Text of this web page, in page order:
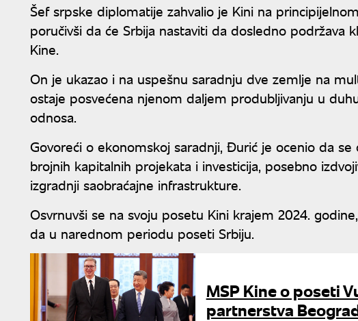
Šef srpske diplomatije zahvalio je Kini na
poručivši da će Srbija nastaviti da dosledno podržava
Kine.
On je ukazao i na uspešnu saradnju dve zemlje na
ostaje posvećena njenom daljem produbljivanju u
odnosa.
Govoreći o ekonomskoj saradnji, Đurić je ocenio da se
brojnih kapitalnih projekata i investicija, posebno
izgradnji saobraćajne infrastrukture.
Osvrnuvši se na svoju posetu Kini krajem 2024.
da u narednom periodu poseti Srbiju.
MSP Kine o poseti
partnerstva